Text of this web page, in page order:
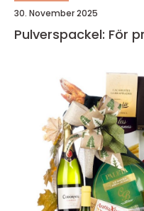
30. November 2025
Pulverspackel: För